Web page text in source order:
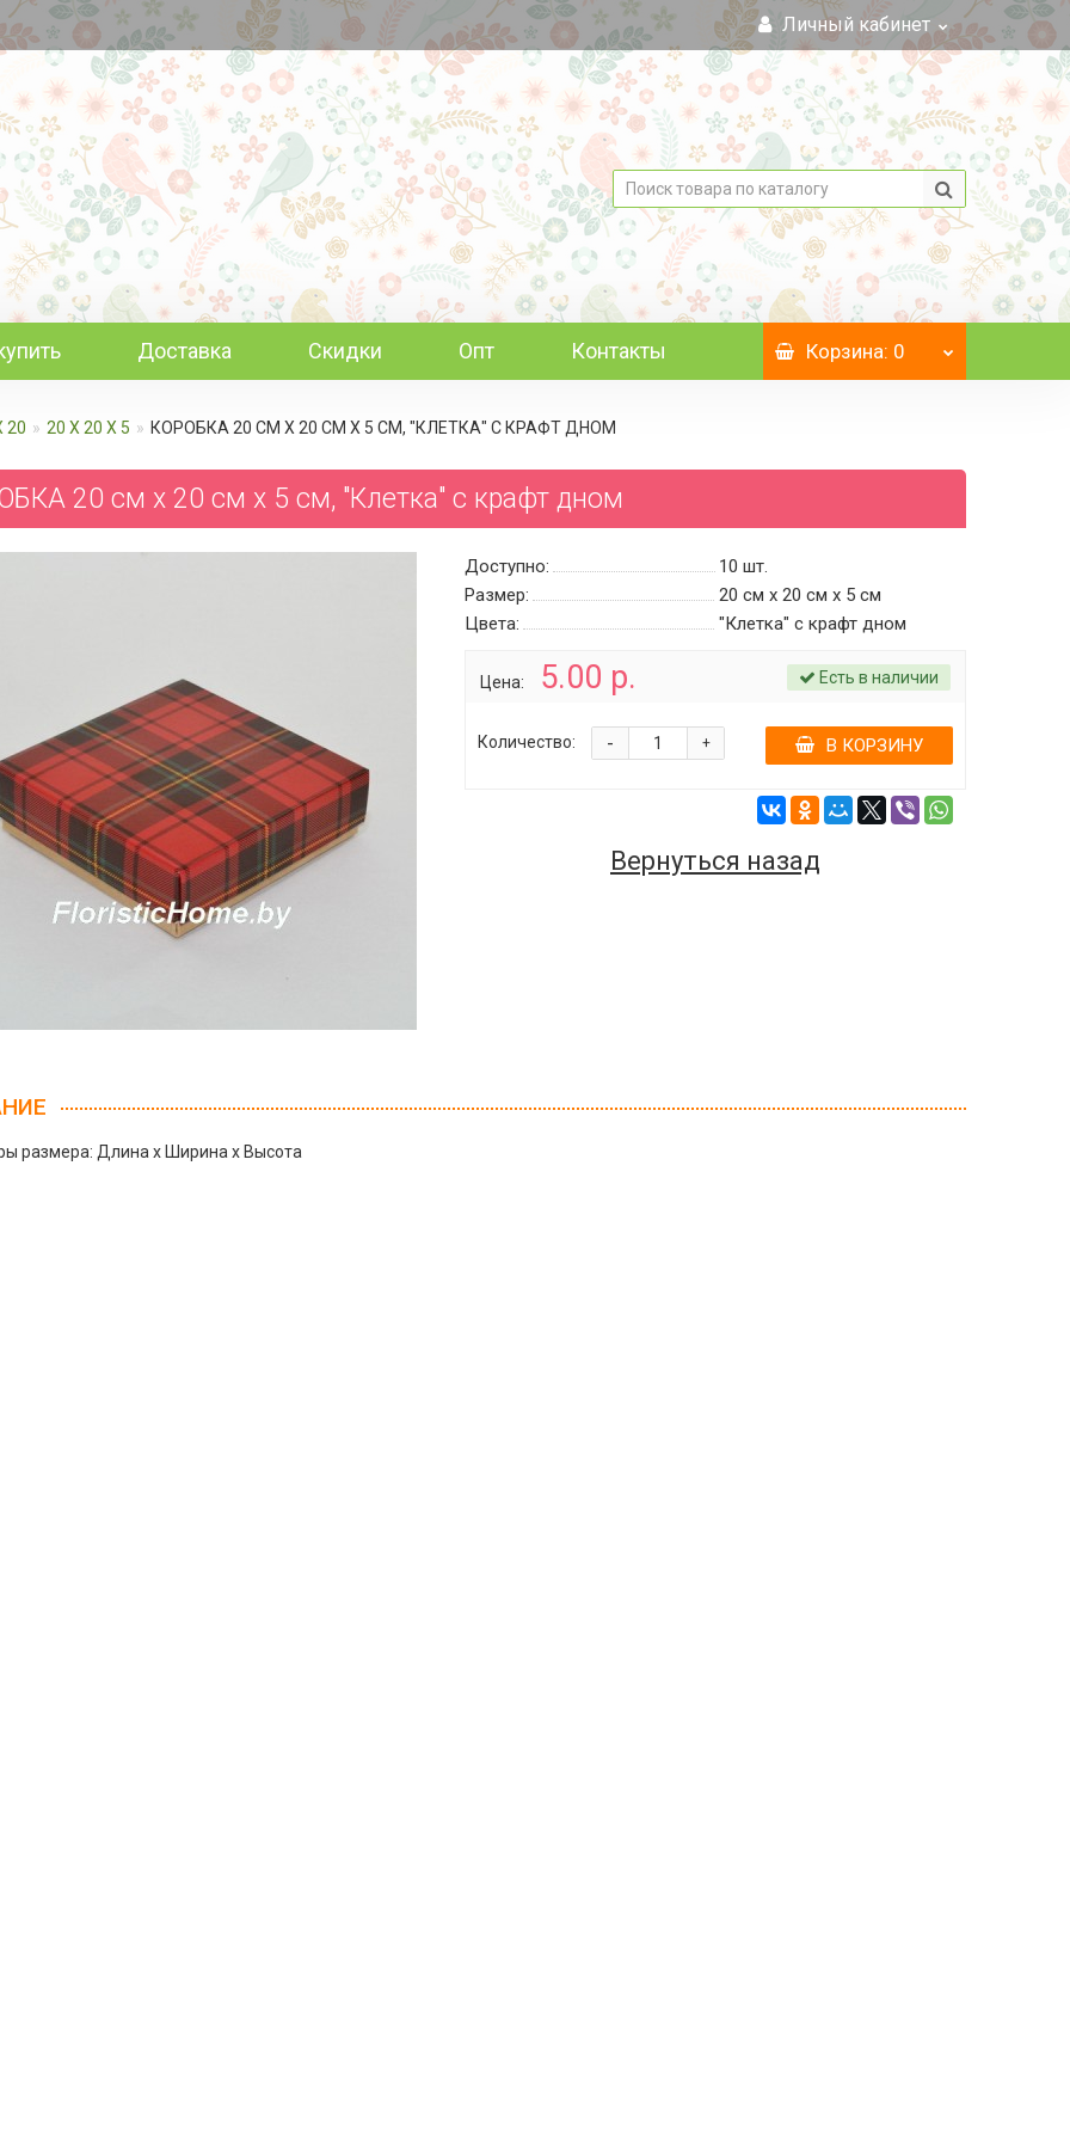
Личный кабинет
Доставка Скидки Опт Контакты Корзина: 0
20 20 Х 20 Х 5 КОРОБКА 20 СМ Х 20 СМ Х 5 СМ, "КЛЕТКА" С КРАФТ ДНОМ
20 см х 20 см х 5 см, "Клетка" с крафт дном
Доступно: 10 шт.
Размер:
20 см х 20 см х 5 см
Цвета:
"Клетка" с крафт дном
Цена: 5.00 р. Есть в наличии
Количество: +
- В КОРЗИНУ
Вернуться назад
размера: Длина х Ширина х Высота